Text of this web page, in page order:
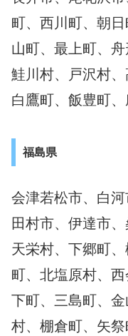
町、西川町、朝
山町、最上町、舟
鮭川村、戸沢村、
白鷹町、飯豊町
福島県
会津若松市、白河
田村市、伊達市
天栄村、下郷町
町、北塩原村、
下町、三島町、
村、棚倉町、矢祭